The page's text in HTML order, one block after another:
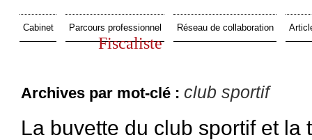
Fiscaliste
Cabinet Parcours professionnel Réseau de collaboration
Archives par mot-clé : club sportif
La buvette du club sportif et la